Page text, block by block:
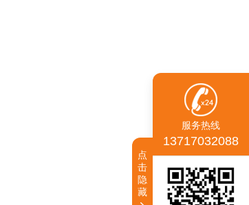
服务热线
13717032088
点
击
隐
藏